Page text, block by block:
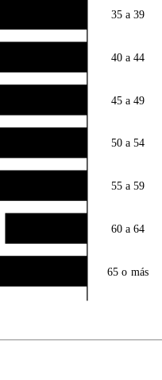
35 a 39
40 a 44
45 a 49
50 a 54
55 a 59
60 a 64
65 o más